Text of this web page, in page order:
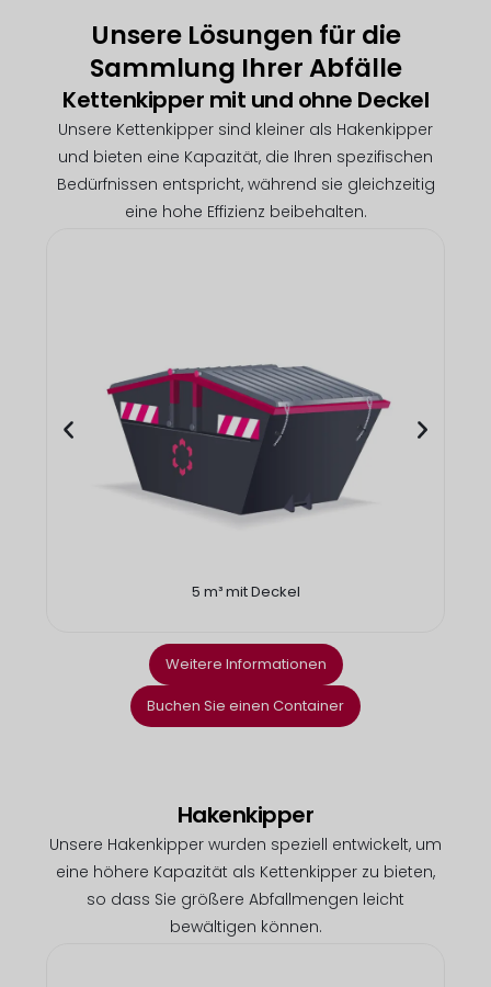
Unsere Lösungen für die
Sammlung Ihrer Abfälle
Kettenkipper mit und ohne Deckel
Unsere Kettenkipper sind kleiner als Hakenkipper
und bieten eine Kapazität, die Ihren spezifischen
Bedürfnissen entspricht, während sie gleichzeitig
eine hohe Effizienz beibehalten.
5 m³ mit Deckel
Weitere Informationen
Buchen Sie einen Container
Hakenkipper
Unsere Hakenkipper wurden speziell entwickelt, um
eine höhere Kapazität als Kettenkipper zu bieten,
so dass Sie größere Abfallmengen leicht
bewältigen können.